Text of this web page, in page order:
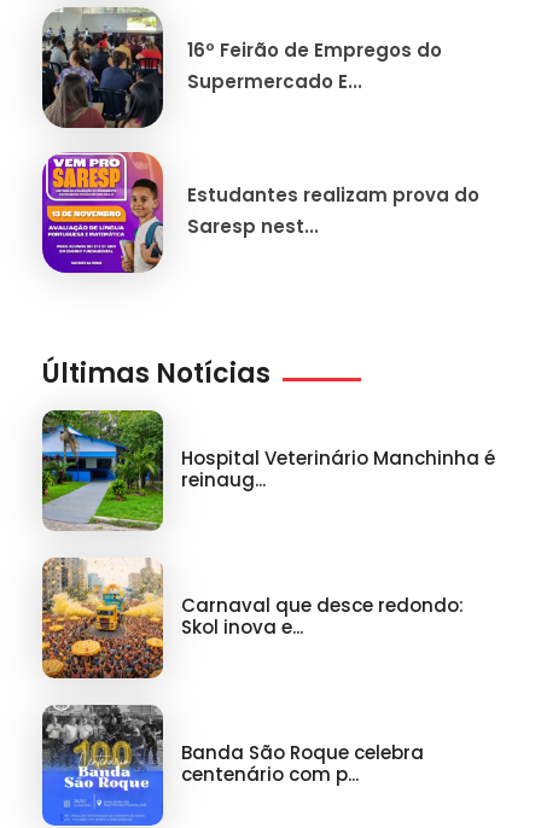
16º Feirão de Empregos do
Supermercado E...
Estudantes realizam prova do
Saresp nest...
Últimas Notícias
Hospital Veterinário Manchinha é
reinaug...
Carnaval que desce redondo:
Skol inova e...
Banda São Roque celebra
centenário com p...